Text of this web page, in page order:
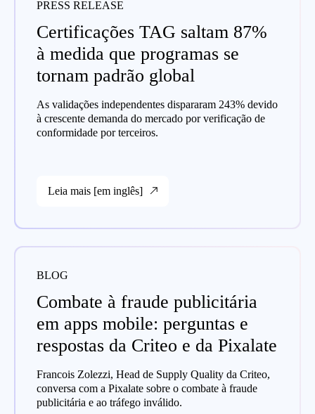
PRESS RELEASE
Certificações TAG saltam 87%
à medida que programas se
tornam padrão global
As validações independentes dispararam 243% devido
à crescente demanda do mercado por verificação de
conformidade por terceiros.
Leia mais [em inglês]
BLOG
Combate à fraude publicitária
em apps mobile: perguntas e
respostas da Criteo e da Pixalate
Francois Zolezzi, Head de Supply Quality da Criteo,
conversa com a Pixalate sobre o combate à fraude
publicitária e ao tráfego inválido.